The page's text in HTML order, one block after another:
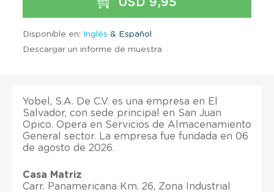
Disponible en: Inglés & Español
Descargar un informe de muestra
Yobel, S.A. De C.V. es una empresa en El
Salvador, con sede principal en San Juan
Opico. Opera en Servicios de Almacenamiento
General sector. La empresa fue fundada en 06
de agosto de 2026.
Casa Matriz
Carr. Panamericana Km. 26, Zona Industrial